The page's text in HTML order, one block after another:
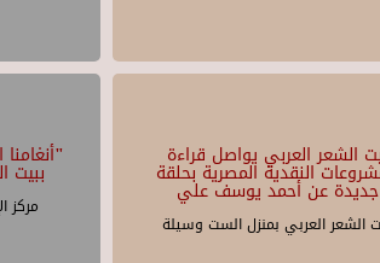
ببيت
مركز
الشعر العربي يواصل قراءة
النقدية المصرية بحلقة
جديدة عن أحمد يوسف علي
الشعر العربي بمنزل الست وسيلة